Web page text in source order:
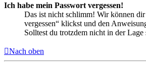
Ich habe mein Passwort vergessen!
Das ist nicht schlimm! Wir können
vergessen“ klickst und den
Solltest du trotzdem nicht in der
Nach oben